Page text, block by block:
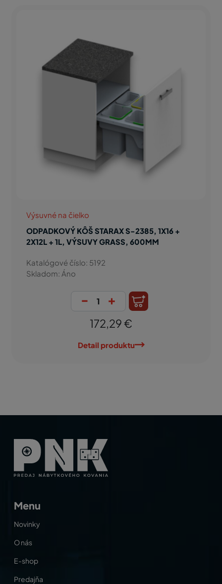
Výsuvné na čielko
ODPADKOVÝ KÔŠ STARAX S-2385, 1X16 +
2X12L + 1L, VÝSUVY GRASS, 600MM
Katalógové číslo: 5192
Skladom: Áno
- +
172,29 €
Detail produktu
Menu
Novinky
O nás
E-shop
Predajňa